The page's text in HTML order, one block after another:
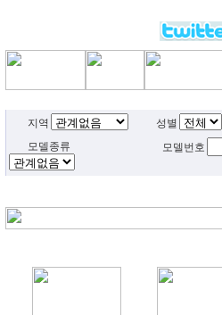
지역
성별
모델종류
모델번호